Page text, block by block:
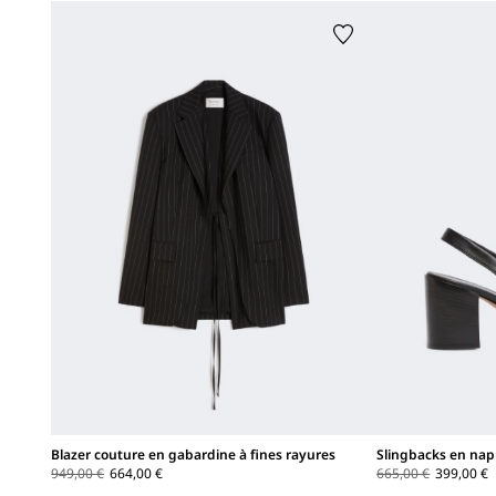
Blazer couture en gabardine à fines rayures
949,00 € 664,00 €
Slingbacks en
665,00 € 399,00 €